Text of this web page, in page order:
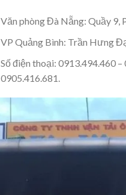
Văn phòng Đà Nẵng: Quầy 9,
VP Quảng Bình: Trần Hưng
Số điện thoại: 0913.494.460
0905.416.681.